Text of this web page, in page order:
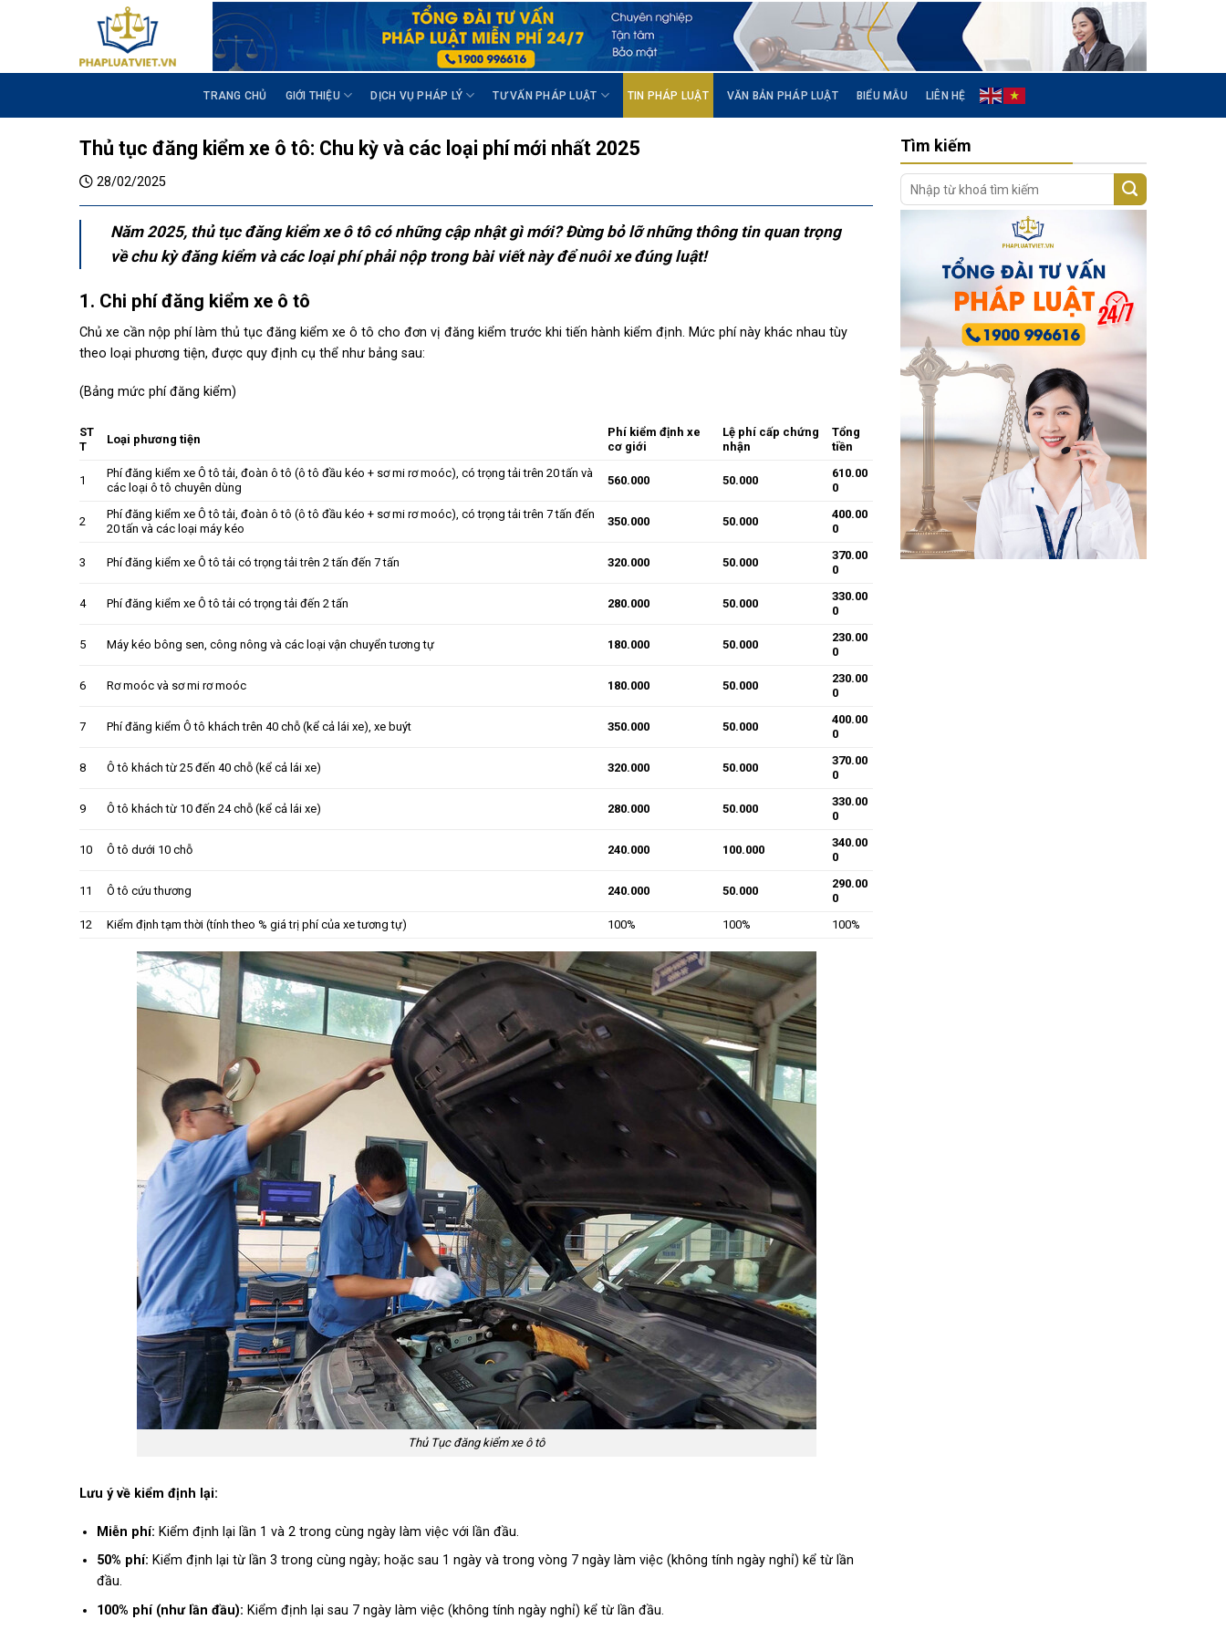
p
o
TRANG CHỦ GIỚI THIỆU DỊCH VỤ PHÁP LÝ TƯ VẤN PHÁP LUẬT TIN PHÁP LUẬT VĂN BẢN PHÁP LUẬT BIỂU MẪU LIÊN HỆ
Thủ tục đăng kiểm xe ô tô: Chu kỳ và các loại phí mới nhất 2025
28/02/2025
Năm 2025, thủ tục đăng kiểm xe ô tô có những cập nhật gì mới? Đừng bỏ lỡ những thông tin quan trọng
về chu kỳ đăng kiểm và các loại phí phải nộp trong bài viết này để nuôi xe đúng luật!
1. Chi phí đăng kiểm xe ô tô
Chủ xe cần nộp phí làm thủ tục đăng kiểm xe ô tô cho đơn vị đăng kiểm trước khi tiến hành kiểm định. Mức phí này khác nhau tùy
theo loại phương tiện, được quy định cụ thể như bảng sau:
(Bảng mức phí đăng kiểm)
ST
T
Loại phương tiện
Phí kiểm định xe
cơ giới
Lệ phí cấp chứng
nhận
Tổng
tiền
1
Phí đăng kiểm xe Ô tô tải, đoàn ô tô (ô tô đầu kéo + sơ mi rơ moóc), có trọng tải trên 20 tấn và
các loại ô tô chuyên dùng
560.000 50.000
610.00
0
2
Phí đăng kiểm xe Ô tô tải, đoàn ô tô (ô tô đầu kéo + sơ mi rơ moóc), có trọng tải trên 7 tấn đến
20 tấn và các loại máy kéo
350.000 50.000
400.00
0
3 Phí đăng kiểm xe Ô tô tải có trọng tải trên 2 tấn đến 7 tấn 320.000 50.000
370.00
0
4 Phí đăng kiểm xe Ô tô tải có trọng tải đến 2 tấn 280.000 50.000
330.00
0
5 Máy kéo bông sen, công nông và các loại vận chuyển tương tự 180.000 50.000
230.00
0
6 Rơ moóc và sơ mi rơ moóc 180.000 50.000
230.00
0
7 Phí đăng kiểm Ô tô khách trên 40 chỗ (kể cả lái xe), xe buýt 350.000 50.000
400.00
0
8 Ô tô khách từ 25 đến 40 chỗ (kể cả lái xe) 320.000 50.000
370.00
0
9 Ô tô khách từ 10 đến 24 chỗ (kể cả lái xe) 280.000 50.000
330.00
0
10 Ô tô dưới 10 chỗ 240.000 100.000
340.00
0
11 Ô tô cứu thương 240.000 50.000
290.00
0
12
Kiểm định tạm thời (tính theo % giá trị phí của xe tương tự) 100% 100% 100%
Thủ Tục đăng kiểm xe ô tô
Lưu ý về kiểm định lại:
Miễn phí: Kiểm định lại lần 1 và 2 trong cùng ngày làm việc với lần đầu.
50% phí: Kiểm định lại từ lần 3 trong cùng ngày; hoặc sau 1 ngày và trong vòng 7 ngày làm việc (không tính ngày nghỉ) kể từ lần
đầu.
100% phí (như lần đầu): Kiểm định lại sau 7 ngày làm việc (không tính ngày nghỉ) kể từ lần đầu.
Tìm kiếm